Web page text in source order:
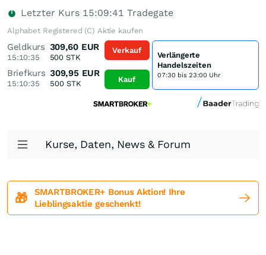
Letzter Kurs 15:09:41 Tradegate
Alphabet Registered (C) Aktie kaufen
Geldkurs
15:10:35
309,60 EUR
500 STK
Briefkurs
15:10:35
309,95 EUR
500STK
Verkauf
Kauf
Verlängerte
Handelszeiten
07:30 bis 23:00 Uhr
Kurse, Daten, News & Forum
🎁
SMARTBROKER+ Bonus Aktion! Ihre
Lieblingsaktie geschenkt!